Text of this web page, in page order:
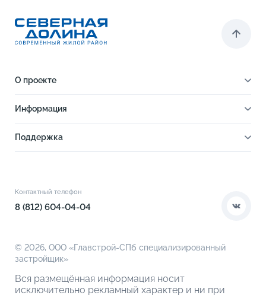
О проекте
Инфраструктура
Благоустройство
Информация
Поддержка
О компании
Контактный телефон
8 (812) 604-04-04
© 2026, ООО «Главстрой-СПб специализированный
застройщик»
Вся размещённая информация носит
исключительно рекламный характер и ни при